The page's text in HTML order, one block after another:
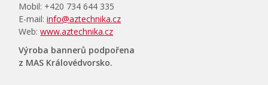
Mobil: +420 734 644 335
E-mail:info@aztechnika.cz
Web:www.aztechnika.cz
Výroba bannerů podpořena
z MAS Královédvorsko.